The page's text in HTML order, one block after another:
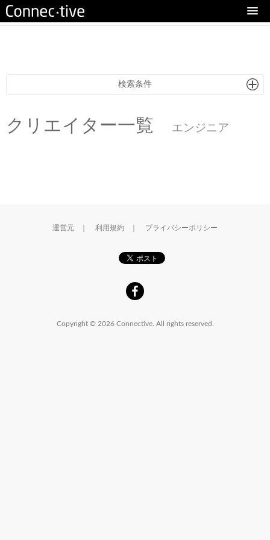
検索条件
クリエイター一覧 エンジニア
運営元 利用規約 プライバシーポリシー
Copyright © 2026 Connective. All rights reserved.